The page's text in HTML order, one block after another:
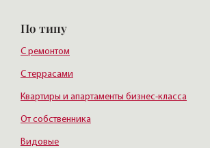
По типу
С ремонтом
С террасами
Квартиры и апартаменты бизнес-класса
От собственника
Видовые